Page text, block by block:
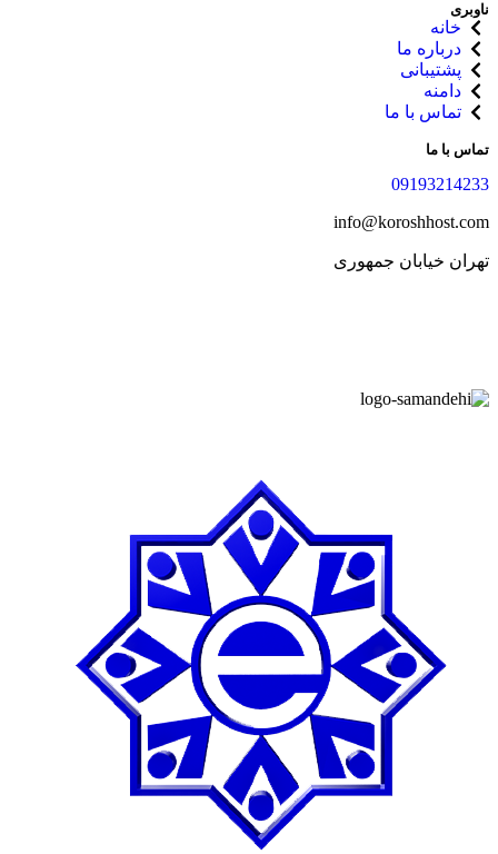
ناوبری
خانه
درباره ما
پشتیبانی
دامنه
تماس با ما
تماس با ما
09193214233
info@koroshhost.com
تهران خیابان جمهوری